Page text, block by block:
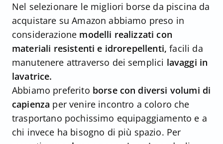
Nel selezionare le migliori borse da piscina da
acquistare su Amazon abbiamo preso in
considerazione modelli realizzati con
materiali resistenti e idrorepellenti,facili da
manutenere attraverso dei semplici lavaggi in
lavatrice.
Abbiamo preferito borse con diversi volumi di
capienza per venire incontro a coloro che
trasportano pochissimo equipaggiamento e a
chi invece ha bisogno di più spazio. Per